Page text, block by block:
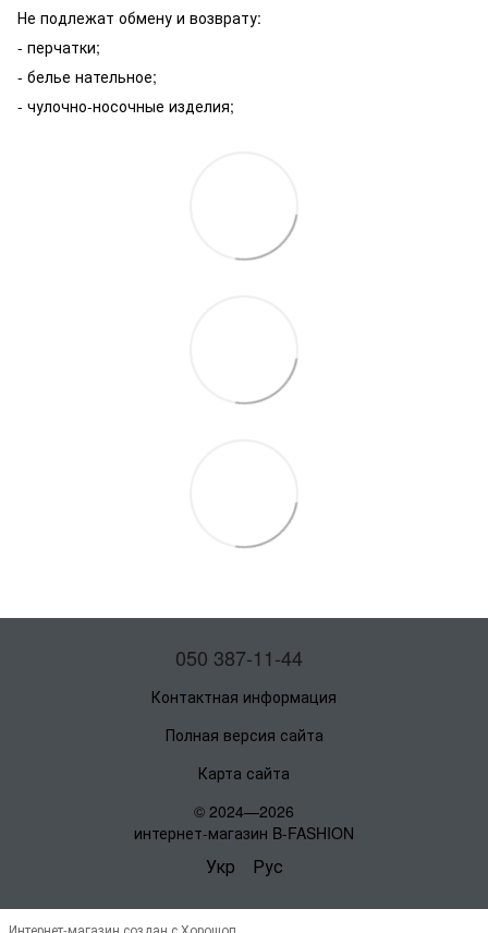
Не подлежат обмену и возврату:
- перчатки;
- белье нательное;
- чулочно-носочные изделия;
050 387-11-44
Контактная информация
Полная версия сайта
Карта сайта
© 2024—2026
интернет-магазин B-FASHION
Укр Рус
Интернет-магазин создан с Хорошоп